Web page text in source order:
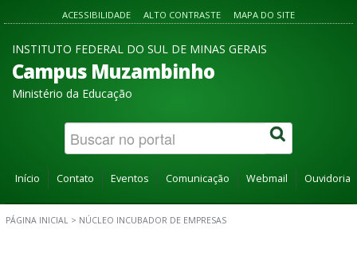
ACESSIBILIDADE ALTO CONTRASTE MAPA DO SITE
INSTITUTO FEDERAL DO SUL DE MINAS GERAIS
Campus Muzambinho
Ministério da Educação
Início Contato Eventos Comunicação Webmail Ouvidoria
PÁGINA INICIAL > NÚCLEO INCUBADOR DE EMPRESAS